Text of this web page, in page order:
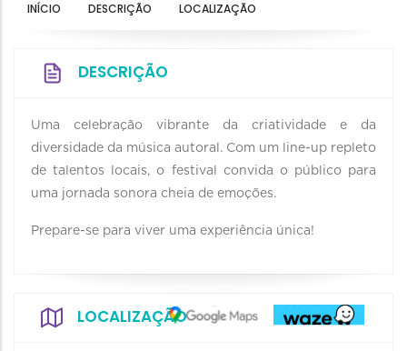
INÍCIO DESCRIÇÃO LOCALIZAÇÃO
DESCRIÇÃO
Uma celebração vibrante da criatividade e da
diversidade da música autoral. Com um line-up repleto
de talentos locais, o festival convida o público para
uma jornada sonora cheia de emoções.
Prepare-se para viver uma experiência única!
LOCALIZAÇÃO